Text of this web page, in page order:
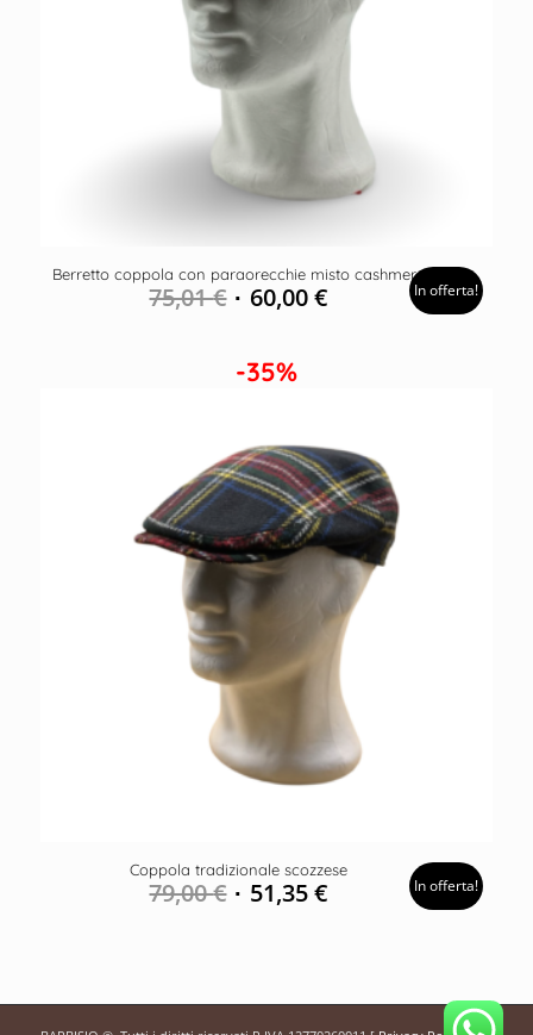
Berretto coppola con paraorecchie misto cashmere
75,01€ 60,00€ In offerta!
-35%
Coppola tradizionale scozzese
79,00€ 51,35€ In offerta!